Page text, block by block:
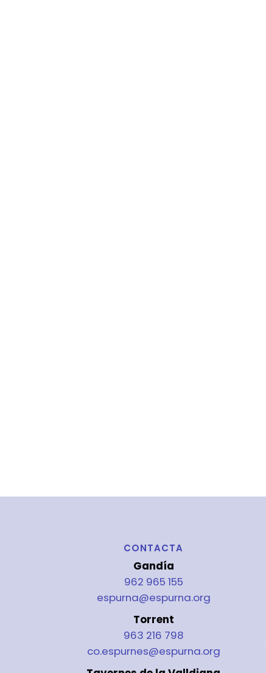
CONTACTA
Gandía
962 965 155
espurna@espurna.org
Torrent
963 216 798
co.espurnes@espurna.org